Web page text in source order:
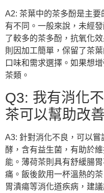
A2: 茶葉中的茶多酚是主
有不同。一般來說，未經
了較多的茶多酚，抗氧化
則因加工簡單，保留了茶
口味和需求選擇。如果想
茶類。
Q3: 我有消化
茶可以幫助改
A3: 針對消化不良，可以
酵，含有益生菌，有助於
能。薄荷茶則具有舒緩腸
痛。飯後飲用一杯溫熱的
胃潰瘍等消化道疾病，建